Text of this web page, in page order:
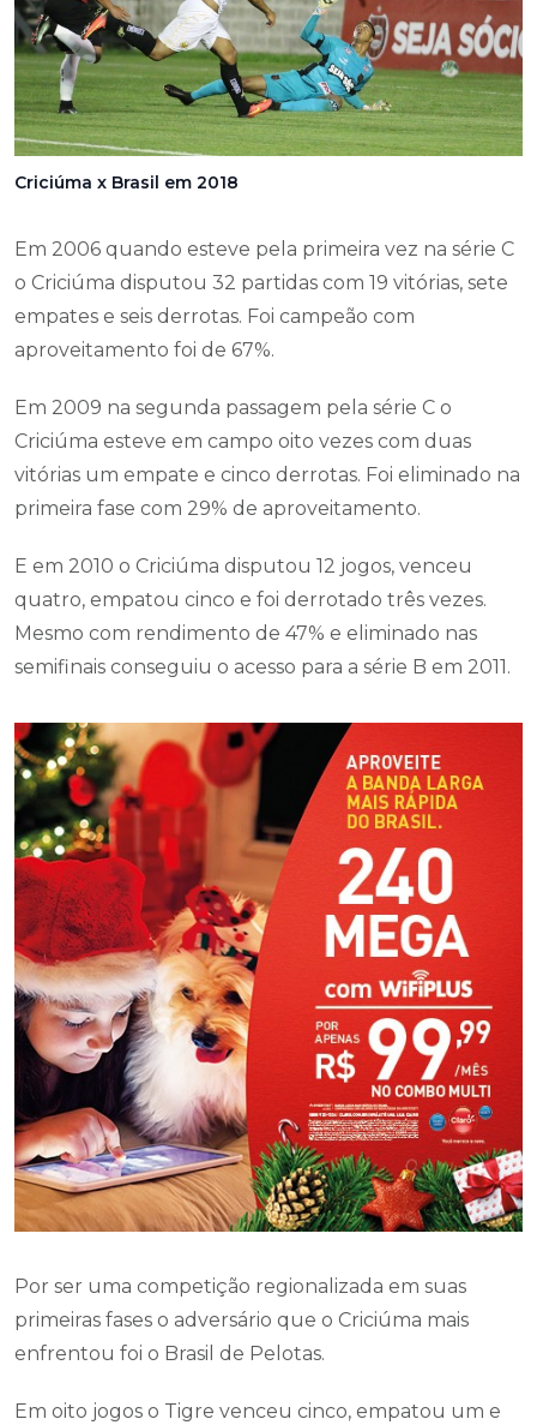
Criciúma x Brasil em 2018
Em 2006 quando esteve pela primeira vez na série C
o Criciúma disputou 32 partidas com 19 vitórias, sete
empates e seis derrotas. Foi campeão com
aproveitamento foi de 67%.
Em 2009 na segunda passagem pela série C o
Criciúma esteve em campo oito vezes com duas
vitórias um empate e cinco derrotas. Foi eliminado na
primeira fase com 29% de aproveitamento.
E em 2010 o Criciúma disputou 12 jogos, venceu
quatro, empatou cinco e foi derrotado três vezes.
Mesmo com rendimento de 47% e eliminado nas
semifinais conseguiu o acesso para a série B em 2011.
Por ser uma competição regionalizada em suas
primeiras fases o adversário que o Criciúma mais
enfrentou foi o Brasil de Pelotas.
Em oito jogos o Tigre venceu cinco, empatou um e